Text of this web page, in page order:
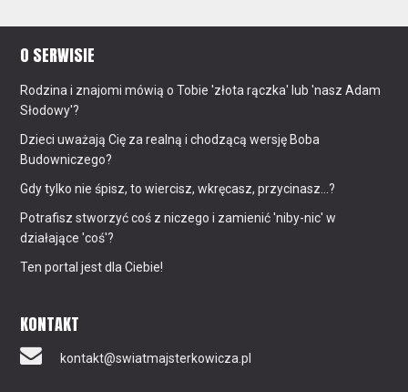
O SERWISIE
Rodzina i znajomi mówią o Tobie 'złota rączka' lub 'nasz Adam
Słodowy'?
Dzieci uważają Cię za realną i chodzącą wersję Boba
Budowniczego?
Gdy tylko nie śpisz, to wiercisz, wkręcasz, przycinasz...?
Potrafisz stworzyć coś z niczego i zamienić 'niby-nic' w
działające 'coś'?
Ten portal jest dla Ciebie!
KONTAKT
kontakt@swiatmajsterkowicza.pl